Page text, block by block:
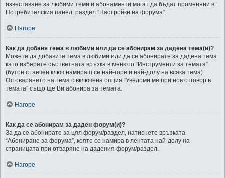
известяване за любими теми и абонаменти могат да бъдат променяни в
Потребителския панел, раздел “Настройки на форума”.
Нагоре
Как да добавя тема в любими или да се абонирам за дадена тема(и)?
Можете да добавите тема в любими или да се абонирате за дадена тема
като изберете съответната връзка в менюто “Инструменти за темата”
(бутон с гаечен ключ намиращ се най-горе и най-долу на всяка тема).
Отговарянето на тема с включена опция “Уведоми ме при нов отговор в
темата” също ще Ви абонира за темата.
Нагоре
Как да се абонирам за даден форум(и)?
За да се абонирате за цял форум/раздел, натиснете връзката
“Абониране за форума”, която се намира в лентата най-долу на
страницата при отваряне на дадения форум/раздел.
Нагоре